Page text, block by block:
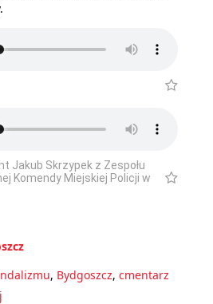
Jakub Skrzypek z Zespołu
Komendy Miejskiej Policji w
, Bydgoszcz, cmentarz